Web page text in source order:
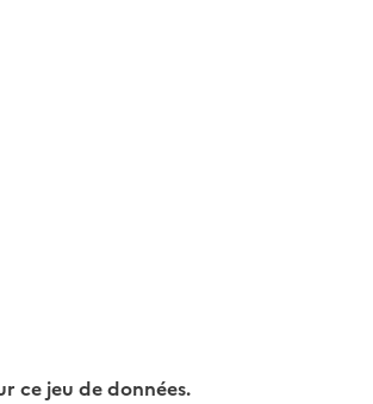
ce jeu de données.